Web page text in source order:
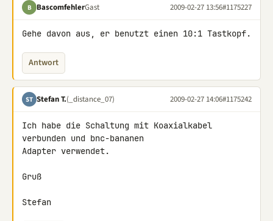
B BascomfehlerGast 2009-02-27 13:56#1175227
Gehe davon aus, er benutzt einen 10:1 Tastkopf.
Antwort
ST Stefan T.(_distance_07) 2009-02-27 14:06#1175242
Ich habe die Schaltung mit Koaxialkabel
verbunden und bnc-bananen
Adapter verwendet.
Gruß
Stefan